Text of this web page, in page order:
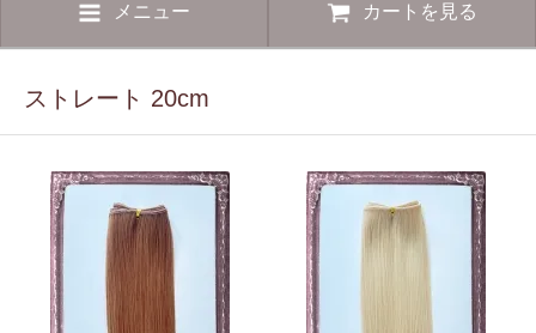
メニュー カートを見る
ストレート 20cm